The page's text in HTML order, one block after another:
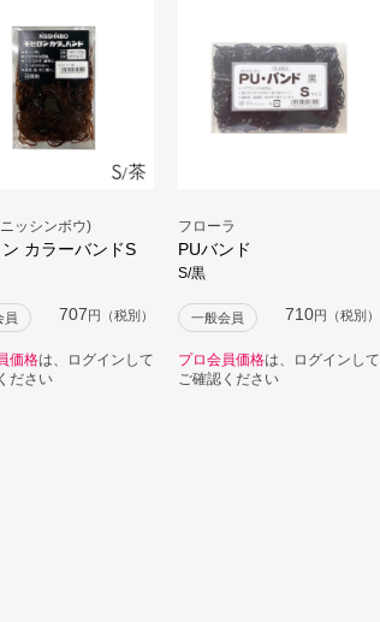
ッシンボウ)
カラーバンドS
員 707円（税別）
価格は、ログインして
ださい
フローラ
PUバンド
S/黒
一般会員 710円（税別）
プロ会員価格は、ログインして
ご確認ください